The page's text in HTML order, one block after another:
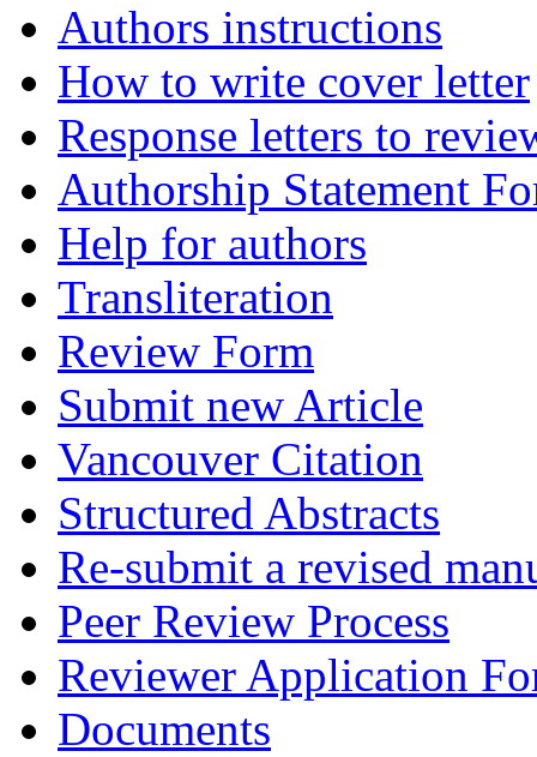
Authors instructions
How to write cover letter
Response letters to
Authorship Statement
Help for authors
Transliteration
Review Form
Submit new Article
Vancouver Citation
Structured Abstracts
Re-submit a revised
Peer Review Process
Reviewer Application
Documents